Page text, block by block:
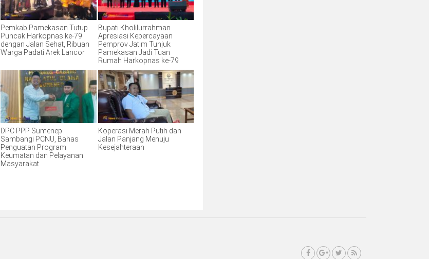
Pemkab Pamekasan Tutup
Puncak Harkopnas ke-79
dengan Jalan Sehat, Ribuan
Warga Padati Arek Lancor
Bupati Kholilurrahman
Apresiasi Kepercayaan
Pemprov Jatim Tunjuk
Pamekasan Jadi Tuan
Rumah Harkopnas ke-79
DPC PPP Sumenep
Sambangi PCNU, Bahas
Penguatan Program
Keumatan dan Pelayanan
Masyarakat
Koperasi Merah Putih dan
Jalan Panjang Menuju
Kesejahteraan